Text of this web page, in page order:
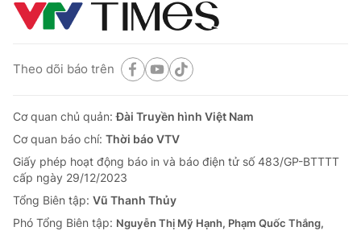
Theo dõi báo trên
Cơ quan chủ quản:Đài Truyền hình Việt Nam
Cơ quan báo chí: Thời báo VTV
Giấy phép hoạt động báo in và báo điện tử số 483/GP-BTTTT
cấp ngày 29/12/2023
Tổng Biên tập: Vũ Thanh Thủy
Phó Tổng Biên tập: Nguyễn Thị Mỹ Hạnh, Phạm Quốc Thắng,